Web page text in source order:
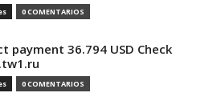
0 COMENTARIOS
payment 36.794 USD Check
0 COMENTARIOS